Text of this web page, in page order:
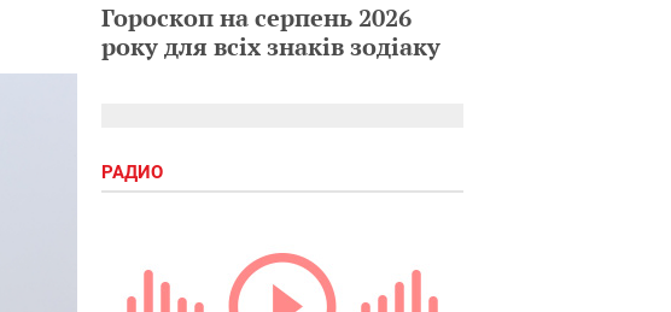
Гороскоп на серпень 2026
року для всіх знаків зодіаку
РАДИО